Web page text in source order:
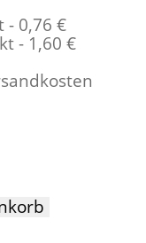
- 0,76 €
- 1,60 €